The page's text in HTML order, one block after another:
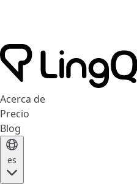
Acerca de
Precio
Blog
es